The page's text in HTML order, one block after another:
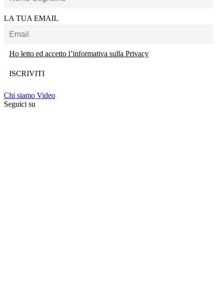
LA TUA EMAIL
Ho letto ed accetto l’informativa sulla Privacy
Chi siamo Video
Seguici su